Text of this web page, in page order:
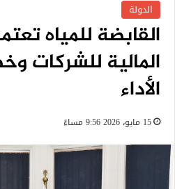
الدولة
القابضة للمياه
المالية للشركات
الأداء
15 مايو، 2026 9:56 مساءً